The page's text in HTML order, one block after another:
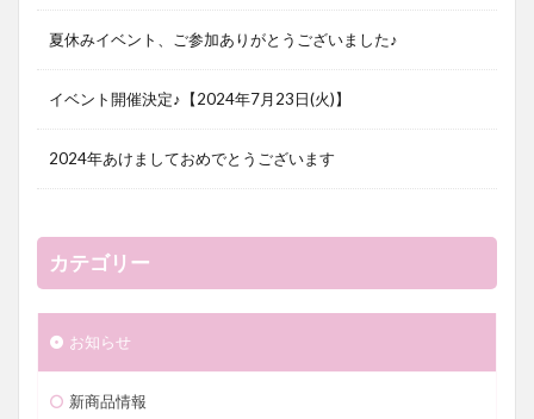
夏休みイベント、ご参加ありがとうございました♪
イベント開催決定♪【2024年7月23日(火)】
2024年あけましておめでとうございます
カテゴリー
お知らせ
新商品情報